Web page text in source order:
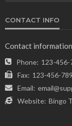
CONTACT INFO
Contact
Phone: 123-456-
Fax: 123-456-789
Email:
Website: Bingo